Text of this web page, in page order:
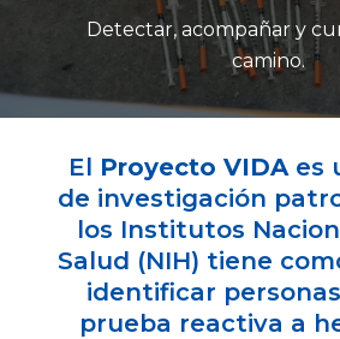
Detectar, acompañar y
camino.
El Proyecto VIDAes
de investigación
los Institutos
Salud (NIH) tiene
identificar
prueba reactiva a